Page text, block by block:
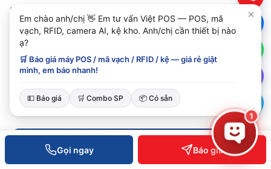
Gọi ngay Báo giá
Bạn cần tư vấn chọn phần mềm POS bán hàng tích
hợp phù hợp với quy mô và ngân sách? Gọi ngay
hotline
để được hỗ trợ miễn phí. Việt POS — Giải pháp
1
Em chào anh/chị 👋 Em tư vấn Việt POS — POS, mã
vạch, RFID, camera AI, kệ kho. Anh/chị cần thiết bị nào
ạ?
🛒 Báo giá máy POS / mã vạch / RFID / kệ — giá rẻ giật
mình, em báo nhanh!
💵 Báo giá 🛒 Combo SP 📦 Có sẵn